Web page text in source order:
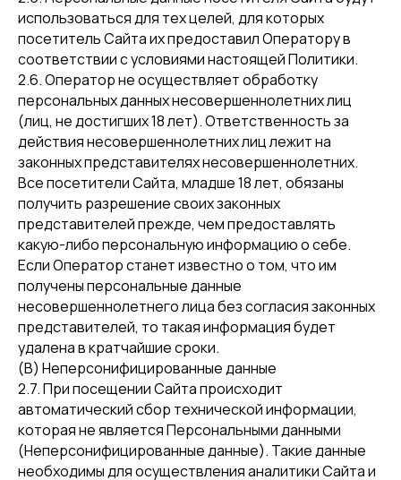
использоваться для тех целей, для которых
посетитель Сайта их предоставил Оператору в
соответствии с условиями настоящей Политики.
2.6. Оператор не осуществляет обработку
персональных данных несовершеннолетних лиц
(лиц, не достигших 18 лет). Ответственность за
действия несовершеннолетних лиц лежит на
законных представителях несовершеннолетних.
Все посетители Сайта, младше 18 лет, обязаны
получить разрешение своих законных
представителей прежде, чем предоставлять
какую-либо персональную информацию о себе.
Если Оператор станет известно о том, что им
получены персональные данные
несовершеннолетнего лица без согласия законных
представителей, то такая информация будет
удалена в кратчайшие сроки.
(В) Неперсонифицированные данные
2.7. При посещении Сайта происходит
автоматический сбор технической информации,
которая не является Персональными данными
(Неперсонифицированные данные). Такие данные
необходимы для осуществления аналитики Сайта и